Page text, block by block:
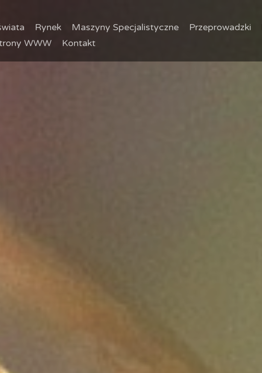
Rynek Maszyny Specjalistyczne Przeprowadzki
WWW Kontakt